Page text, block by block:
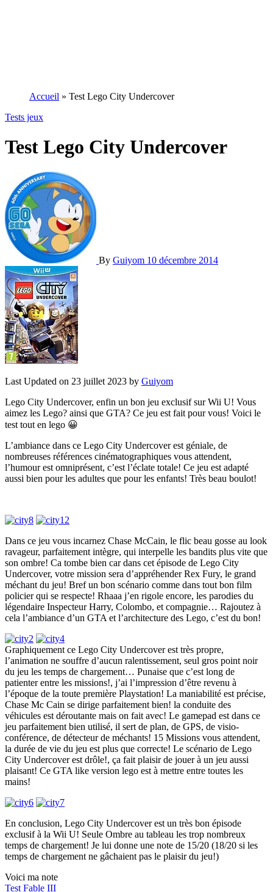
Accueil » Test Lego City Undercover
Tests jeux
Test Lego City Undercover
By Guiyom 10 décembre 2014
Last Updated on 23 juillet 2023 by Guiyom
Lego City Undercover, enfin un bon jeu exclusif sur Wii U! Vous
aimez les Lego? ainsi que GTA? Ce jeu est fait pour vous! Voici le
test tout en lego 😀
L’ambiance dans ce Lego City Undercover est géniale, de
nombreuses références cinématographiques vous attendent,
l’humour est omniprésent, c’est l’éclate totale! Ce jeu est adapté
aussi bien pour les adultes que pour les enfants! Très beau boulot!
Dans ce jeu vous incarnez Chase McCain, le flic beau gosse au look
ravageur, parfaitement intègre, qui interpelle les bandits plus vite que
son ombre! Ca tombe bien car dans cet épisode de Lego City
Undercover, votre mission sera d’appréhender Rex Fury, le grand
méchant du jeu! Bref un bon scénario comme dans tout bon film
policier qui se respecte! Rhaaa j’en rigole encore, les parodies du
légendaire Inspecteur Harry, Colombo, et compagnie… Rajoutez à
cela l’ambiance d’un GTA et l’architecture des Lego, c’est du bon!
Graphiquement ce Lego City Undercover est très propre,
l’animation ne souffre d’aucun ralentissement, seul gros point noir
du jeu les temps de chargement… Punaise que c’est long de
patienter entre les missions!, j’ai l’impression d’être revenu à
l’époque de la toute première Playstation! La maniabilité est précise,
Chase Mc Cain se dirige parfaitement bien! la conduite des
véhicules est déroutante mais on fait avec! Le gamepad est dans ce
jeu parfaitement bien utilisé, il sert de plan, de GPS, de visio-
conférence, de détecteur de méchants! 15 Missions vous attendent,
la durée de vie du jeu est plus que correcte! Le scénario de Lego
City Undercover est drôle!, ça fait plaisir de jouer à un jeu aussi
plaisant! Ce GTA like version lego est à mettre entre toutes les
mains!
En conclusion, Lego City Undercover est un très bon épisode
exclusif à la Wii U! Seule Ombre au tableau les trop nombreux
temps de chargement! Je lui donne une note de 15/20 (18/20 si les
temps de chargement ne gâchaient pas le plaisir du jeu!)
Voici ma note
Test Fable III